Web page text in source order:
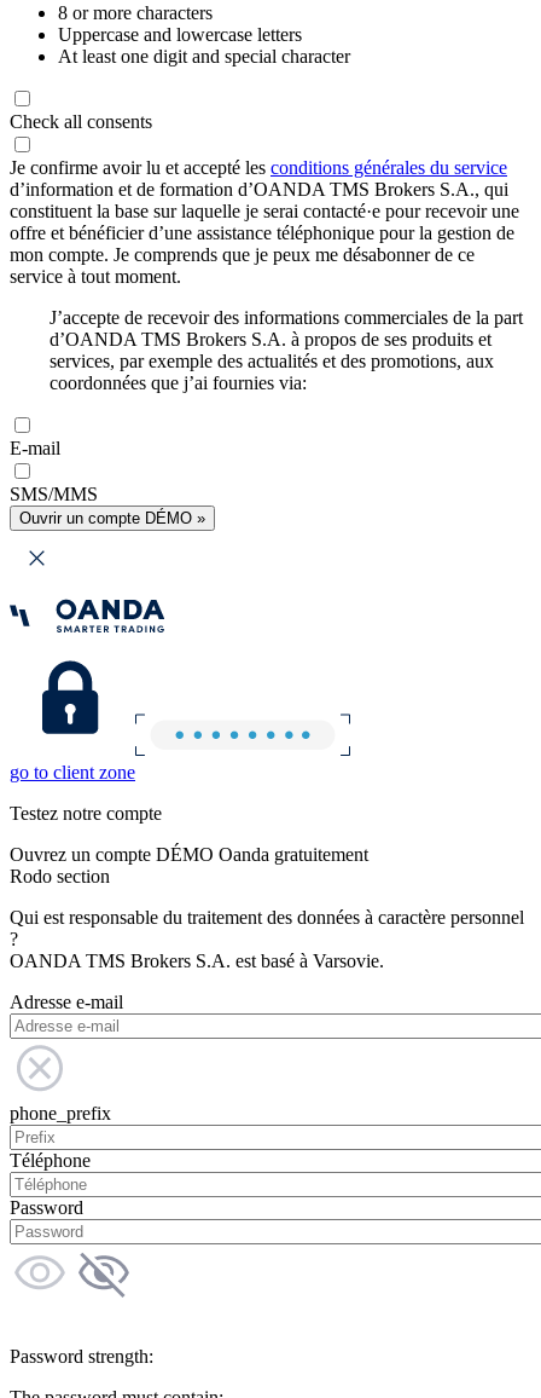
8 or more characters
Uppercase and lowercase letters
At least one digit and special character
Check all consents
Je confirme avoir lu et accepté les conditions générales du service
d’information et de formation d’OANDA TMS Brokers S.A., qui
constituent la base sur laquelle je serai contacté·e pour recevoir une
offre et bénéficier d’une assistance téléphonique pour la gestion de
mon compte. Je comprends que je peux me désabonner de ce
service à tout moment.
J’accepte de recevoir des informations commerciales de la part
d’OANDA TMS Brokers S.A. à propos de ses produits et
services, par exemple des actualités et des promotions, aux
coordonnées que j’ai fournies via:
E-mail
SMS/MMS
Ouvrir un compte DÉMO »
go to client zone
Testez notre compte
Ouvrez un compte DÉMO Oanda gratuitement
Rodo section
Qui est responsable du traitement des données à caractère personnel
?
OANDA TMS Brokers S.A. est basé à Varsovie.
Adresse e-mail
phone_prefix
Téléphone
Password
Password strength: